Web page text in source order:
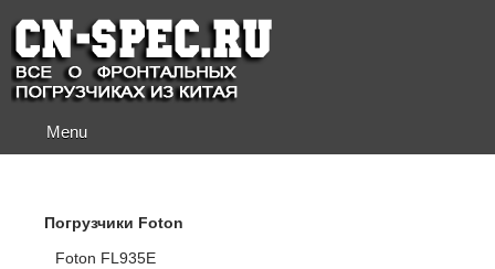
Menu
Погрузчики Foton
Foton FL935E